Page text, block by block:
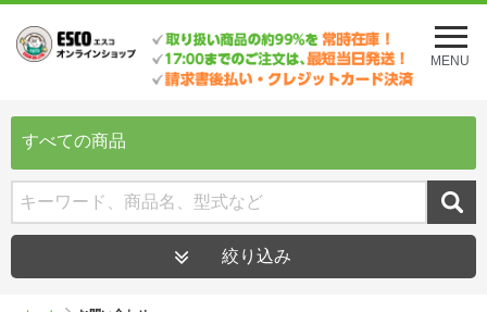
メ
ニ
ュ
を
MENU
すべての商品
絞り込み